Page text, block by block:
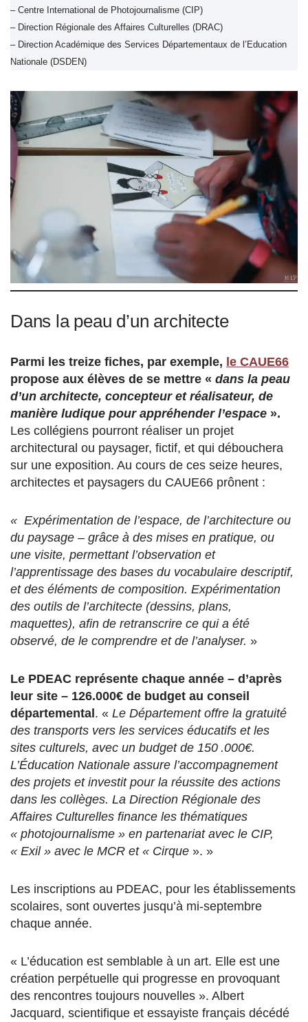
– Centre International de Photojournalisme (CIP)
– Direction Régionale des Affaires Culturelles (DRAC)
– Direction Académique des Services Départementaux de l’Education
Nationale (DSDEN)
Dans la peau d’un architecte
Parmi les treize fiches, par exemple, le CAUE66
propose aux élèves de se mettre « dans la peau
d’un architecte, concepteur et réalisateur, de
manière ludique pour appréhender l’espace ».
Les collégiens pourront réaliser un projet
architectural ou paysager, fictif, et qui débouchera
sur une exposition. Au cours de ces seize heures,
architectes et paysagers du CAUE66 prônent :
« Expérimentation de l’espace, de l’architecture ou
du paysage – grâce à des mises en pratique, ou
une visite, permettant l’observation et
l’apprentissage des bases du vocabulaire descriptif,
et des éléments de composition. Expérimentation
des outils de l’architecte (dessins, plans,
maquettes), afin de retranscrire ce qui a été
observé, de le comprendre et de l’analyser. »
Le PDEAC représente chaque année – d’après
leur site – 126.000€ de budget au conseil
départemental. « Le Département offre la gratuité
des transports vers les services éducatifs et les
sites culturels, avec un budget de 150 .000€.
L’Éducation Nationale assure l’accompagnement
des projets et investit pour la réussite des actions
dans les collèges. La Direction Régionale des
Affaires Culturelles finance les thématiques
« photojournalisme » en partenariat avec le CIP,
« Exil » avec le MCR et « Cirque ». »
Les inscriptions au PDEAC, pour les établissements
scolaires, sont ouvertes jusqu’à mi-septembre
chaque année.
« L’éducation est semblable à un art. Elle est une
création perpétuelle qui progresse en provoquant
des rencontres toujours nouvelles ». Albert
Jacquard, scientifique et essayiste français décédé